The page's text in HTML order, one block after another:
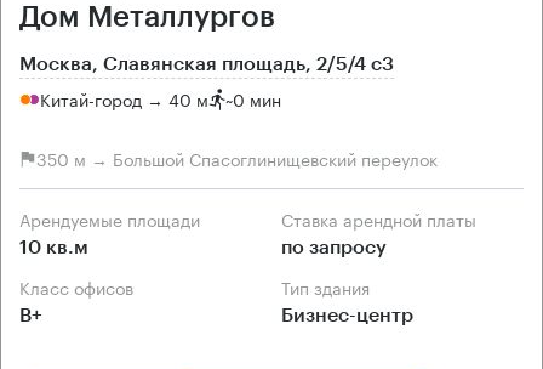
Дом Металлургов
Москва, Славянская площадь, 2/5/4 с3
Китай-город → 40 м ~0 мин
350 м → Большой Спасоглинищевский переулок
Арендуемые площади
10 кв.м
Ставка арендной платы
по запросу
Класс офисов
B+
Тип здания
Бизнес-центр